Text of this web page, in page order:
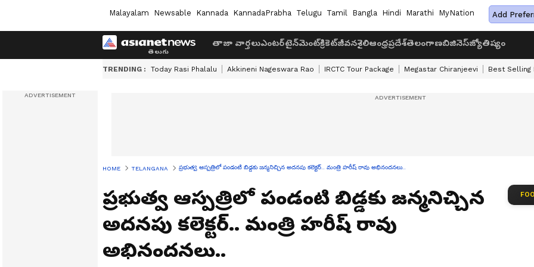
Malayalam Newsable Kannada KannadaPrabha Telugu Tamil Bangla Hindi Marathi MyNation Add
తాజా వార్తలుఎంటర్‌టైన్‌మెంట్క్రికెట్జీవనశైలిఆంధ్రప్రదేశ్తెలంగాణబిజినెస్జ్యోతిష్యం
TRENDING : Today Rasi Phalalu Akkineni Nageswara Rao IRCTC Tour Package Megastar Chiranjeevi Best Selling
HOME TELANGANA ప్రభుత్వ ఆస్పత్రిలో పండంటి బిడ్డకు జన్మనిచ్చిన అదనపు కలెక్టర్.. మంత్రి హరీష్ రావు అభినందనలు..
ప్రభుత్వ ఆస్పత్రిలో పండంటి బిడ్డకు జన్మనిచ్చిన
అదనపు కలెక్టర్.. మంత్రి హరీష్ రావు
అభినందనలు..